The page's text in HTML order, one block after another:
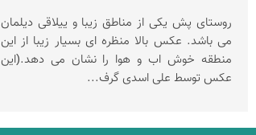
روستای پش یکی از مناطق زیبا و ییلاقی دیلمان
می باشد. عکس بالا منظره ای بسیار زیبا از این
منطقه خوش اب و هوا را نشان می دهد.(این
عکس توسط علی اسدی گرف...